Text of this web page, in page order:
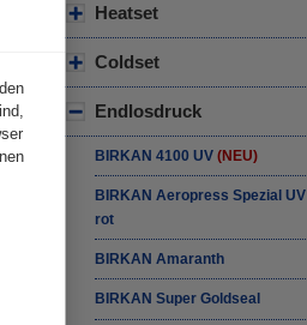
Heatset
Coldset
Endlosdruck
BIRKAN 4100 UV(NEU)
BIRKAN Aeropress Spezial UV
rot
BIRKAN Amaranth
BIRKAN Super Goldseal